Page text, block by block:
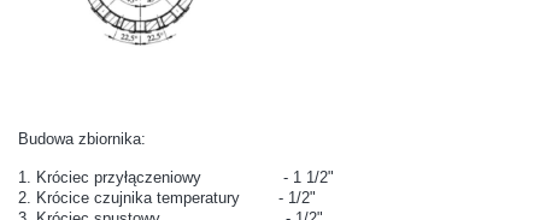
Budowa zbiornika:
1. Króciec przyłączeniowy - 1 1/2"
2. Krócice czujnika temperatury - 1/2"